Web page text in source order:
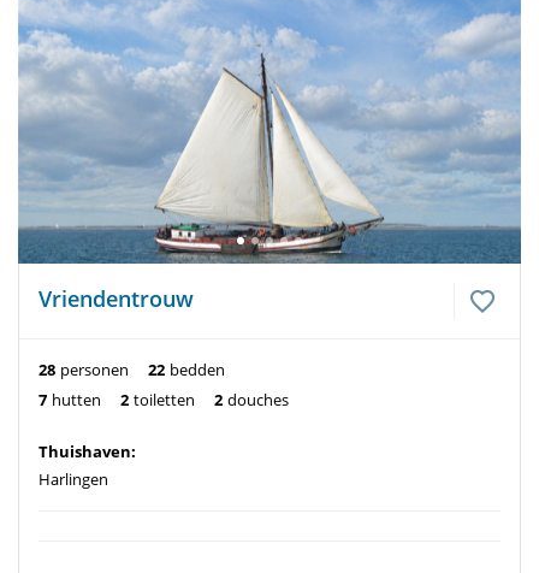
Vriendentrouw
28 personen 22 bedden
7 hutten 2 toiletten 2 douches
Thuishaven:
Harlingen